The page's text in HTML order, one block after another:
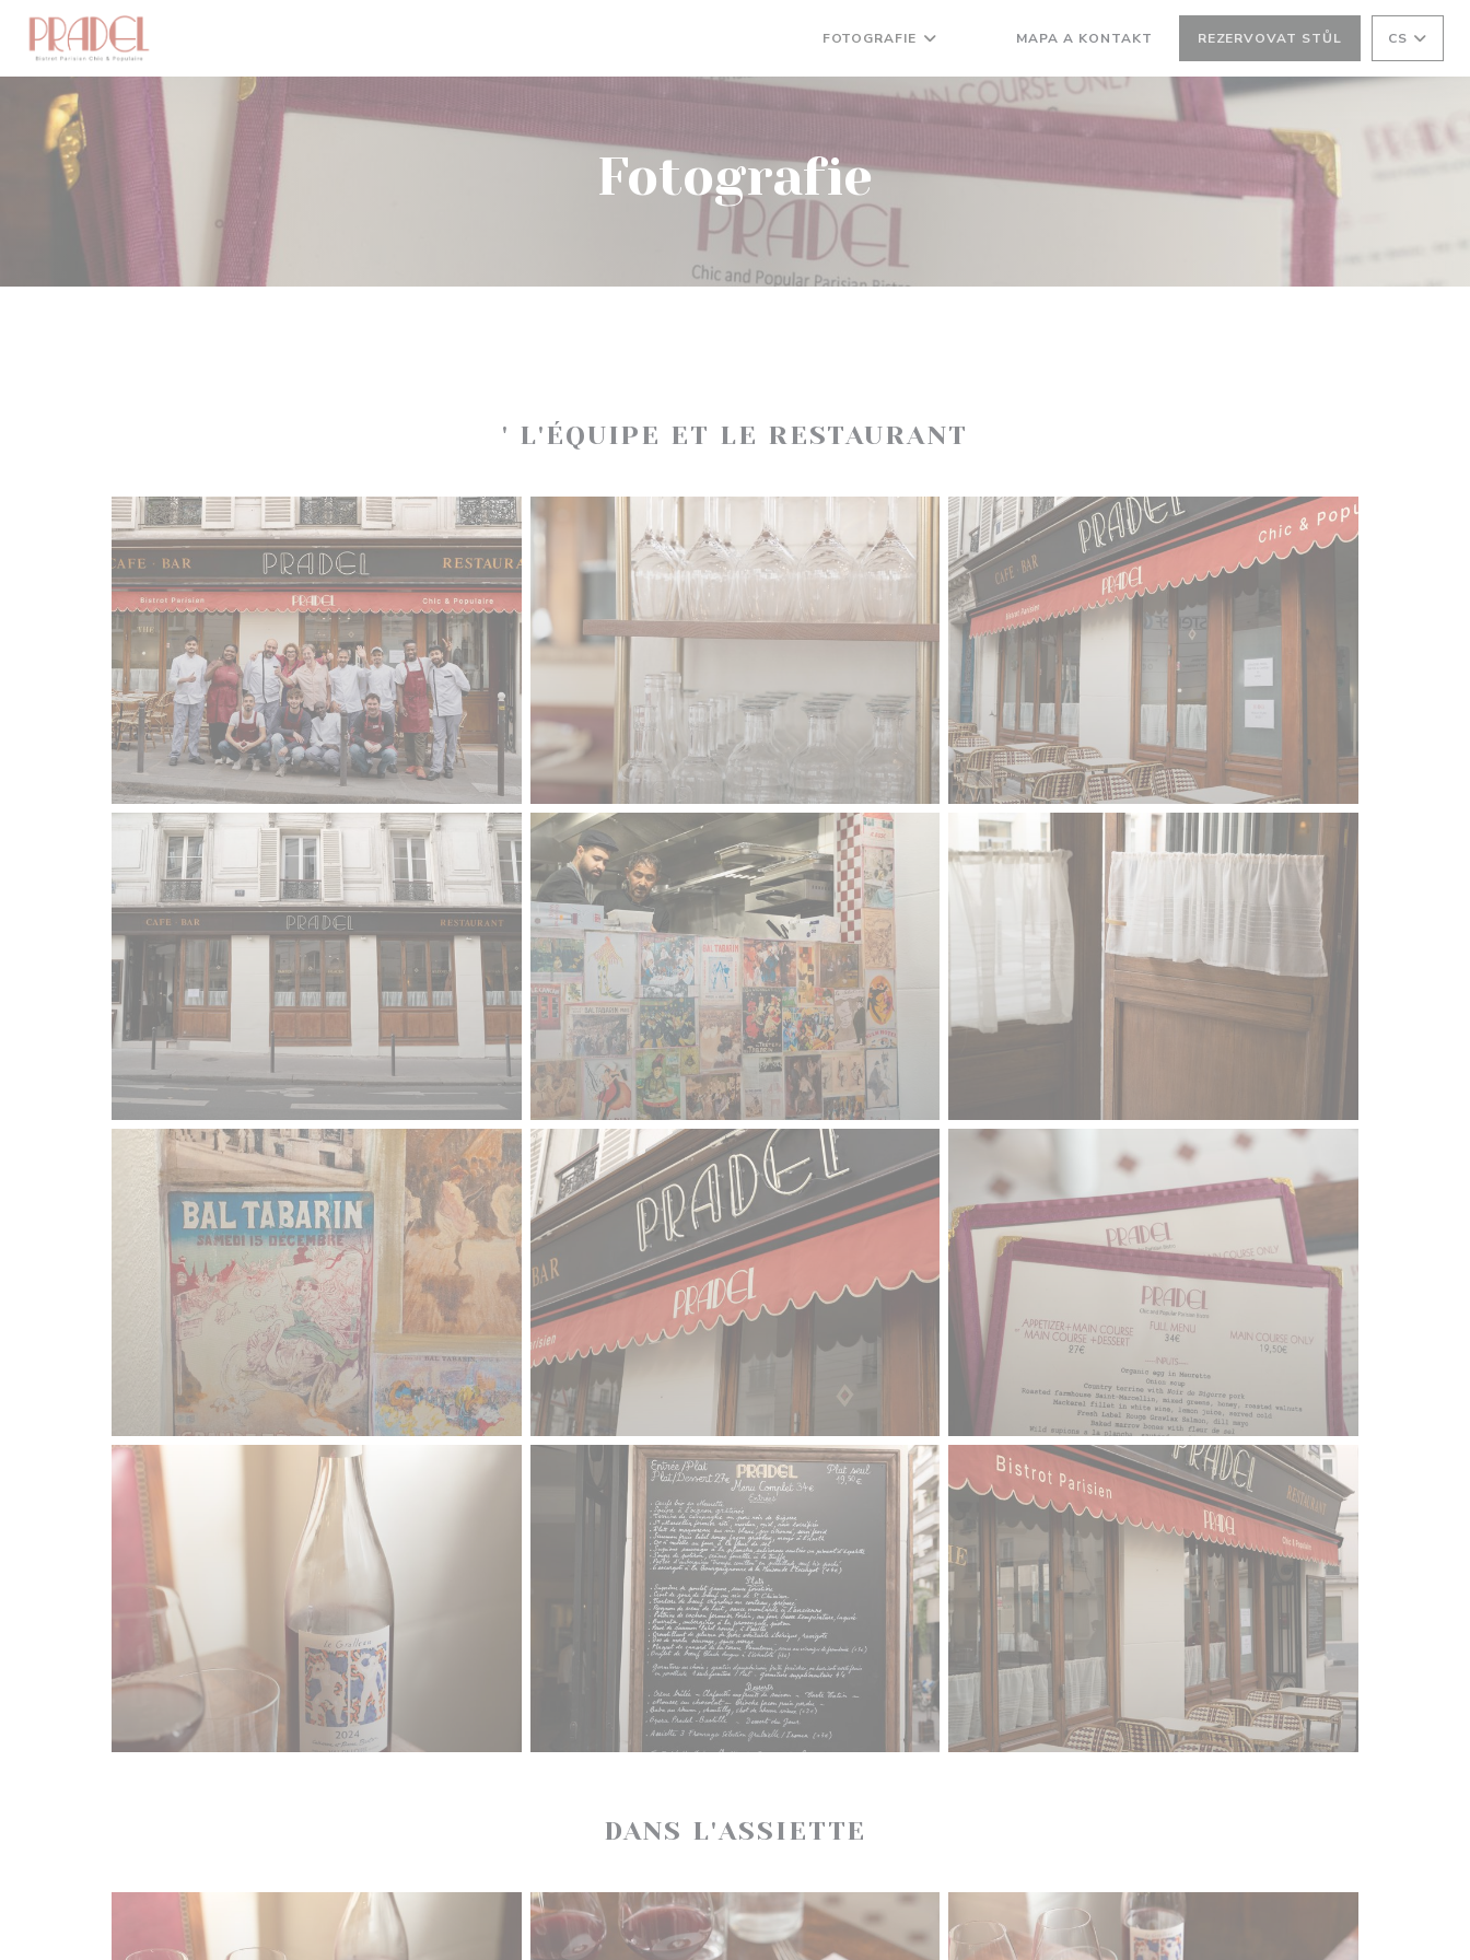
Panel pro správu cookies
FOTOGRAFIE MAPA A KONTAKT REZERVOVAT STŮL CS
Fotografie
' L'ÉQUIPE ET LE RESTAURANT
DANS L'ASSIETTE